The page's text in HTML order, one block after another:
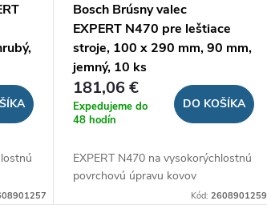
Bosch Brúsny valec
EXPERT N470 pre leštiace
stroje, 100 x 290 mm, 90 mm,
jemný, 10 ks
181,06 €
Expedujeme do
48 hodín
DO KOŠÍKA
EXPERT N470 na vysokorýchlostnú
povrchovú úpravu kovov
Kód: 2608901259